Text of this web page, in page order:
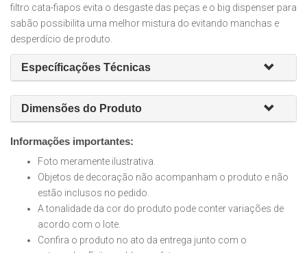
filtro cata-fiapos evita o desgaste das peças e o big dispenser para
sabão possibilita uma melhor mistura do evitando manchas e
desperdício de produto.
Específicações Técnicas
Dimensões do Produto
Informações importantes:
Foto meramente ilustrativa.
Objetos de decoração não acompanham o produto e não
estão inclusos no pedido.
A tonalidade da cor do produto pode conter variações de
acordo com o lote.
Confira o produto no ato da entrega junto com o